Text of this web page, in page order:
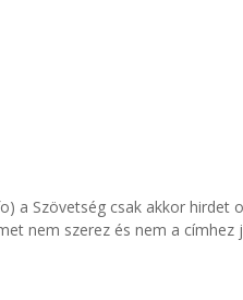
a Szövetség csak akkor hirdet
nem szerez és nem a címhez